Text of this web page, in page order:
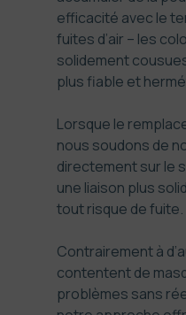
efficacité avec le
fuites d’air – les
solidement
plus fiable et
Lorsque le
nous soudons de
directement sur le
une liaison plus
tout risque de fuite.
Contrairement à
contentent de
problèmes sans